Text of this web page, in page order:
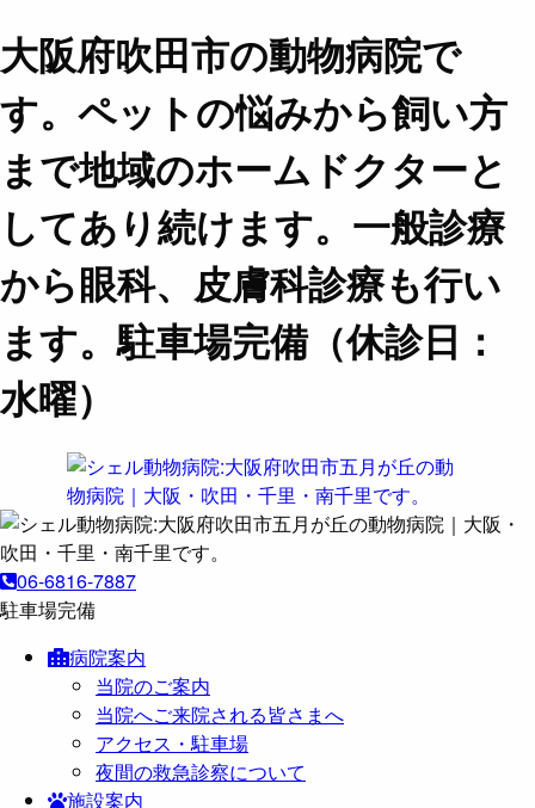
大阪府吹田市の動物病院で
す。ペットの悩みから飼い方
まで地域のホームドクターと
してあり続けます。一般診療
から眼科、皮膚科診療も行い
ます。駐車場完備（休診日：
水曜）
06-6816-7887
駐車場完備
病院案内
当院のご案内
当院へご来院される皆さまへ
アクセス・駐車場
夜間の救急診察について
施設案内